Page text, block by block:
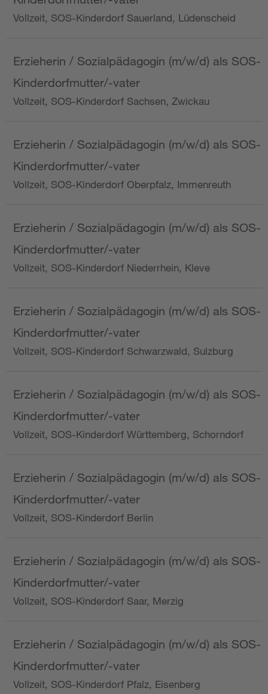
Vollzeit, SOS-Kinderdorf Sauerland, Lüdenscheid
Erzieherin / Sozialpädagogin (m/w/d) als SOS-
Kinderdorfmutter/-vater
Vollzeit, SOS-Kinderdorf Sachsen, Zwickau
Erzieherin / Sozialpädagogin (m/w/d) als SOS-
Kinderdorfmutter/-vater
Vollzeit, SOS-Kinderdorf Oberpfalz, Immenreuth
Erzieherin / Sozialpädagogin (m/w/d) als SOS-
Kinderdorfmutter/-vater
Vollzeit, SOS-Kinderdorf Niederrhein, Kleve
Erzieherin / Sozialpädagogin (m/w/d) als SOS-
Kinderdorfmutter/-vater
Vollzeit, SOS-Kinderdorf Schwarzwald, Sulzburg
Erzieherin / Sozialpädagogin (m/w/d) als SOS-
Kinderdorfmutter/-vater
Vollzeit, SOS-Kinderdorf Württemberg, Schorndorf
Erzieherin / Sozialpädagogin (m/w/d) als SOS-
Kinderdorfmutter/-vater
Vollzeit, SOS-Kinderdorf Berlin
Erzieherin / Sozialpädagogin (m/w/d) als SOS-
Kinderdorfmutter/-vater
Vollzeit, SOS-Kinderdorf Saar, Merzig
Erzieherin / Sozialpädagogin (m/w/d) als SOS-
Kinderdorfmutter/-vater
Vollzeit, SOS-Kinderdorf Pfalz, Eisenberg